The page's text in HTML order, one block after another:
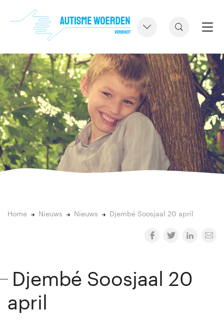
Home Nieuws Nieuws Djembé Soosjaal 20 april
Djembé Soosjaal 20
april